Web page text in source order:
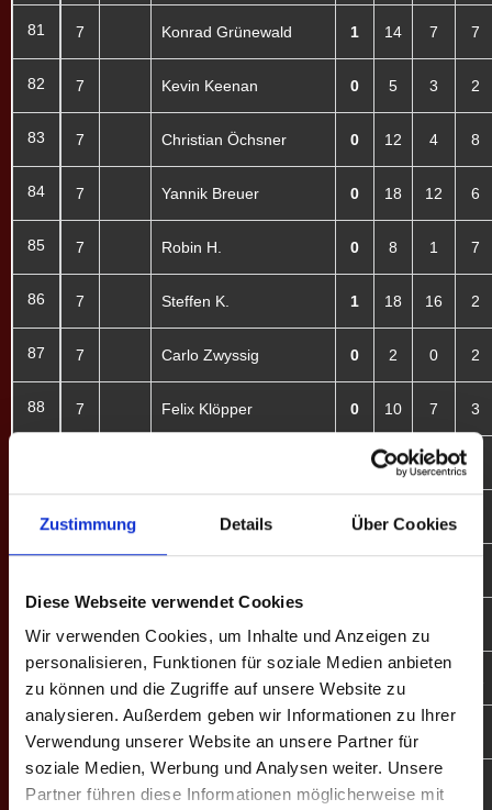
Zustimmung Details Über Cookies
Diese Webseite verwendet Cookies
Wir verwenden Cookies, um Inhalte und Anzeigen zu
personalisieren, Funktionen für soziale Medien anbieten
zu können und die Zugriffe auf unsere Website zu
analysieren. Außerdem geben wir Informationen zu Ihrer
Verwendung unserer Website an unsere Partner für
soziale Medien, Werbung und Analysen weiter. Unsere
Partner führen diese Informationen möglicherweise mit
81
82
83
84
85
86
87
88
90
93
7 Konrad Grünewald 1 14 7 7
7 Kevin Keenan 0 5 3 2
7 Christian Öchsner 0 12 4 8
7 Yannik Breuer 0 18 12 6
7 Robin H. 0 8 1 7
7 Steffen K. 1 18 16 2
7 Carlo Zwyssig 0 2 0 2
7 Felix Klöpper 0 10 7 3
12 9
8 Michael S. 3 20 18
Joshi G. 16
Jerry Zwank 20 15